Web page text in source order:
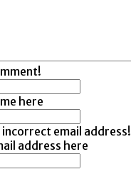
here
email address!
address here